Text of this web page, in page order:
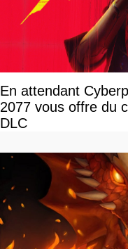
En attendant
2077 vous offre du
DLC